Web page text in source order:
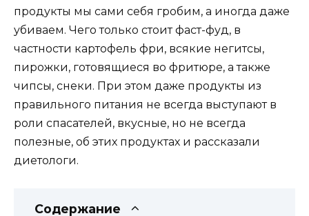
продукты мы сами себя гробим, а иногда даже
убиваем. Чего только стоит фаст-фуд, в
частности картофель фри, всякие негитсы,
пирожки, готовящиеся во фритюре, а также
чипсы, снеки. При этом даже продукты из
правильного питания не всегда выступают в
роли спасателей, вкусные, но не всегда
полезные, об этих продуктах и рассказали
диетологи.
Содержание